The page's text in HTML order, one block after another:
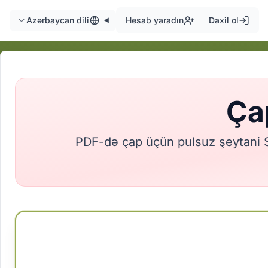
Daxil ol
Hesab yaradın
Azərbaycan dili
PDF-də çap üçün pulsuz şeytani